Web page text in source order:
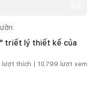
triết lý thiết kế của
lượt thích | 10.799 lượt xem